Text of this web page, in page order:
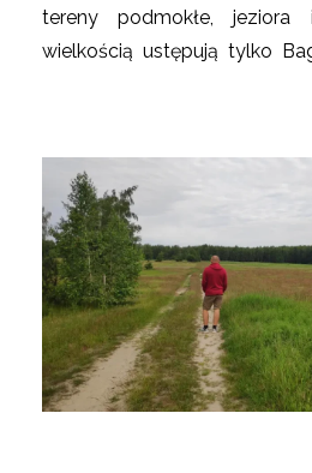
tereny podmokłe,
wielkością ustępują tylko